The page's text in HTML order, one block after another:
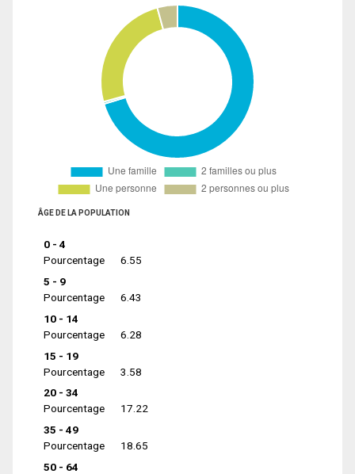
ÂGE DE LA POPULATION
0 - 4
Pourcentage
6.55
5 - 9
Pourcentage
6.43
10 - 14
Pourcentage
6.28
15 - 19
Pourcentage
3.58
20 - 34
Pourcentage
17.22
35 - 49
Pourcentage
18.65
50 - 64